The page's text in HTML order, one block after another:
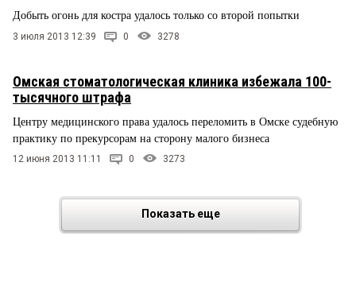
Добыть огонь для костра удалось только со второй попытки
3 июля 2013 12:39 0 3278
Омская стоматологическая клиника избежала 100-
тысячного штрафа
Центру медицинского права удалось переломить в Омске судебную
практику по прекурсорам на сторону малого бизнеса
12 июня 2013 11:11 0 3273
Показать еще